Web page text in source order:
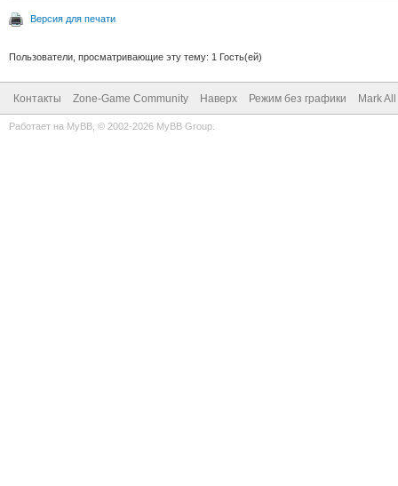
Версия для печати
Пользователи, просматривающие эту тему: 1 Гость(ей)
Контакты Zone-Game Community Наверх Режим без графики Mark
Работает на MyBB , © 2002-2026 MyBB Group